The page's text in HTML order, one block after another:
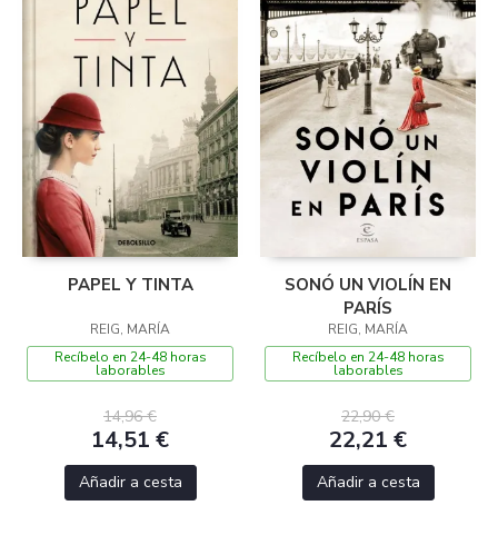
PAPEL Y TINTA
REIG, MARÍA
Recíbelo en 24-48 horas
laborables
14,96 €
14,51 €
Añadir a cesta
SONÓ UN VIOLÍN EN
PARÍS
REIG, MARÍA
Recíbelo en 24-48 horas
laborables
22,90 €
22,21 €
Añadir a cesta